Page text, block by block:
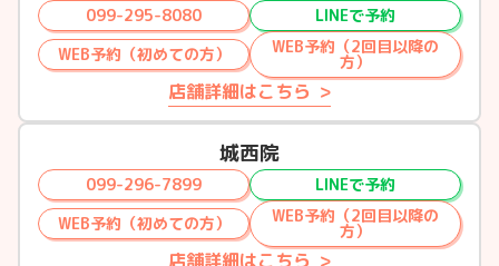
099-295-8080
LINEで予約
WEB予約（初めての方）
WEB予約（2回目以降の
方）
店舗詳細はこちら
城西院
099-296-7899
LINEで予約
WEB予約（初めての方）
WEB予約（2回目以降の
方）
店舗詳細はこちら